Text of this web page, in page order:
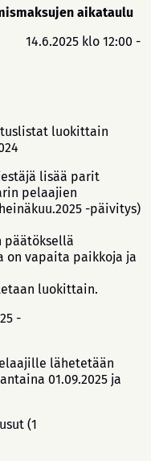
aikataulu
klo 12:00 -
luokittain
lisää parit
pelaajien
-päivitys)
päätöksellä
on vapaita paikkoja ja
luokittain.
-
lähetetään
01.09.2025 ja
(1